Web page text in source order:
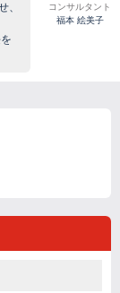
、
コンサルタント
福本 絵美子